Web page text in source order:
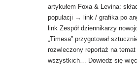
artykułem Foxa & Levina:
populacji → link / grafika po
link Zespół dziennikarzy
„Timesa” przygotował
rozwleczony reportaż na temat
wszystkich…
Dowiedz się